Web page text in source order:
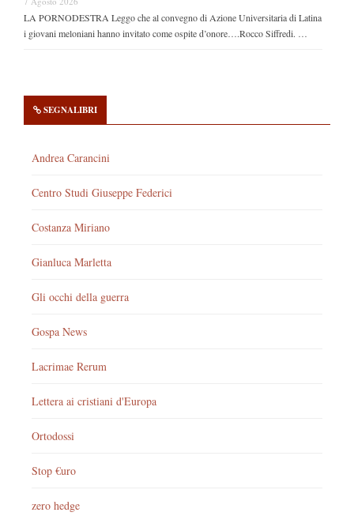
LA PORNODESTRA Leggo che al convegno di Azione Universitaria di Latina
i giovani meloniani hanno invitato come ospite d’onore….Rocco Siffredi. …
SEGNALIBRI
Andrea Carancini
Centro Studi Giuseppe Federici
Costanza Miriano
Gianluca Marletta
Gli occhi della guerra
Gospa News
Lacrimae Rerum
Lettera ai cristiani d'Europa
Ortodossi
Stop €uro
zero hedge